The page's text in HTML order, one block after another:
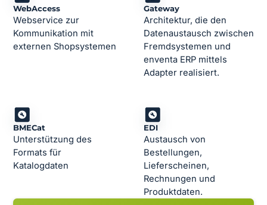
WebAccess
Webservice zur
Kommunikation mit
externen Shopsystemen
Gateway
Architektur, die den
Datenaustausch zwischen
Fremdsystemen und
enventa ERP mittels
Adapter realisiert.
BMECat
Unterstützung des
Formats für
Katalogdaten
EDI
Austausch von
Bestellungen,
Lieferscheinen,
Rechnungen und
Produktdaten.